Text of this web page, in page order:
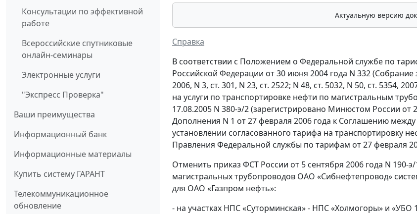
Консультации по эффективной
работе
Всероссийские спутниковые
онлайн-семинары
Электронные услуги
"Экспресс Проверка"
Ваши преимущества
Информационный банк
Информационные материалы
Купить систему ГАРАНТ
Телекоммуникационное
обновление
Актуальную версию
Справка
В соответствии с Положением о Федеральной службе по
Российской Федерации от 30 июня 2004 года N 332
2006, N 3, ст. 301, N 23, ст. 2522; N 48, ст. 5032, N 50, ст. 5354,
на услуги по транспортировке нефти по магистральным
17.08.2005 N 380-э/2 (зарегистрировано Минюстом России
Дополнения N 1 от 27 февраля 2006 года к Соглашению
установлении согласованного тарифа на транспортировку
Правления Федеральной службы по тарифам от 27 февраля
Отменить приказ ФСТ России от 5 сентября 2006 года N 190-
магистральных трубопроводов ОАО «Сибнефтепровод»
для ОАО «Газпром нефть»:
- на участках НПС «Суторминская» - НПС «Холмогоры» и «УБО